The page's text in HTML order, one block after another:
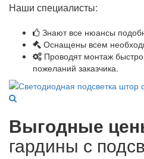
Наши специалисты:
Знают все нюансы
Оснащены всем
Проводят монтаж
пожеланий заказчика.
Выгодные
гардины с